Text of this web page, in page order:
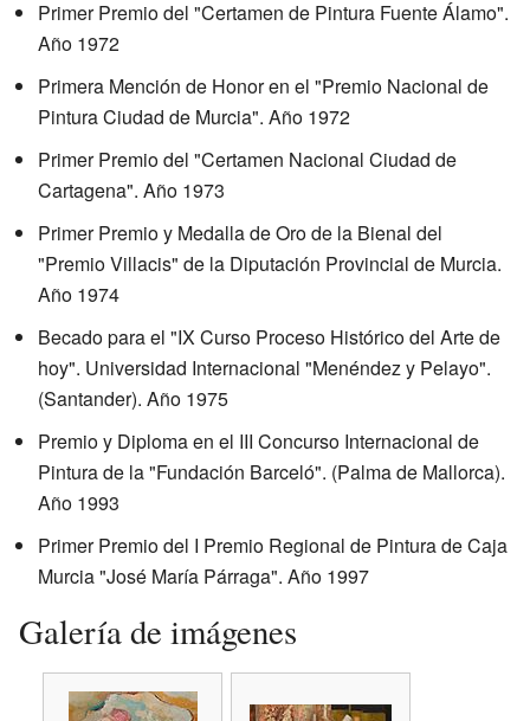
Primer Premio del "Certamen de Pintura Fuente Álamo".
Año 1972
Primera Mención de Honor en el "Premio Nacional de
Pintura Ciudad de Murcia". Año 1972
Primer Premio del "Certamen Nacional Ciudad de
Cartagena". Año 1973
Primer Premio y Medalla de Oro de la Bienal del
"Premio Villacis" de la Diputación Provincial de Murcia.
Año 1974
Becado para el "IX Curso Proceso Histórico del Arte de
hoy". Universidad Internacional "Menéndez y Pelayo".
(Santander). Año 1975
Premio y Diploma en el III Concurso Internacional de
Pintura de la "Fundación Barceló". (Palma de Mallorca).
Año 1993
Primer Premio del I Premio Regional de Pintura de Caja
Murcia "José María Párraga". Año 1997
Galería de imágenes